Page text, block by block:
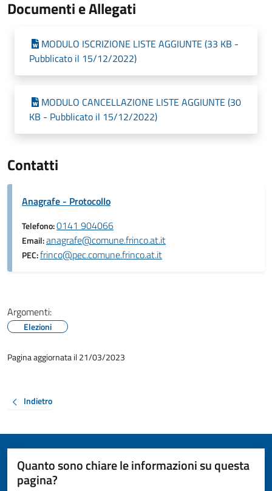
Documenti e Allegati
MODULO ISCRIZIONE LISTE AGGIUNTE (33 KB -
Pubblicato il 15/12/2022)
MODULO CANCELLAZIONE LISTE AGGIUNTE (30
KB - Pubblicato il 15/12/2022)
Contatti
Anagrafe - Protocollo
Telefono:0141 904066
Email:anagrafe@comune.frinco.at.it
PEC:frinco@pec.comune.frinco.at.it
Argomenti:
Elezioni
Pagina aggiornata il 21/03/2023
Indietro
Quanto sono chiare le informazioni su questa
pagina?